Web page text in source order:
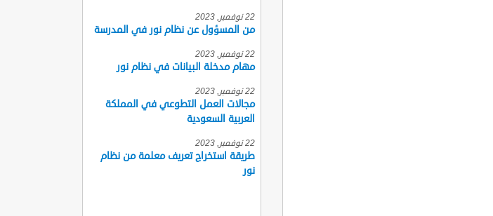
22 نوفمبر, 2023
من المسؤول عن نظام نور في المدرسة
22 نوفمبر, 2023
مهام مدخلة البيانات في نظام نور
22 نوفمبر, 2023
مجالات العمل التطوعي في المملكة
العربية السعودية
22 نوفمبر, 2023
طريقة استخراج تعريف معلمة من نظام
نور